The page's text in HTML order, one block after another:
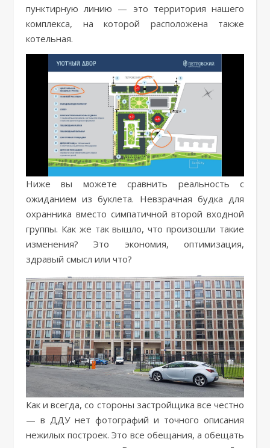
пунктирную линию — это территория нашего
комплекса, на которой расположена также
котельная.
Ниже вы можете сравнить реальность с
ожиданием из буклета. Невзрачная будка для
охранника вместо симпатичной второй входной
группы. Как же так вышло, что произошли такие
изменения? Это экономия, оптимизация,
здравый смысл или что?
Как и всегда, со стороны застройщика все честно
— в ДДУ нет фотографий и точного описания
нежилых построек. Это все обещания, а обещать